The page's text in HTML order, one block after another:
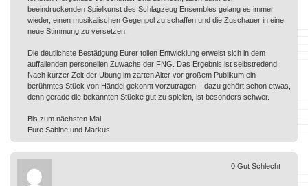
beeindruckenden Spielkunst des Schlagzeug Ensembles gelang es immer
wieder, einen musikalischen Gegenpol zu schaffen und die Zuschauer in eine
neue Stimmung zu versetzen.
Die deutlichste Bestätigung Eurer tollen Entwicklung erweist sich in dem
auffallenden personellen Zuwachs der FNG. Das Ergebnis ist selbstredend:
Nach kurzer Zeit der Übung im zarten Alter vor großem Publikum ein
berühmtes Stück von Händel gekonnt vorzutragen – dazu gehört schon etwas,
denn gerade die bekannten Stücke gut zu spielen, ist besonders schwer.
Bis zum nächsten Mal
Eure Sabine und Markus
0 Gut Schlecht